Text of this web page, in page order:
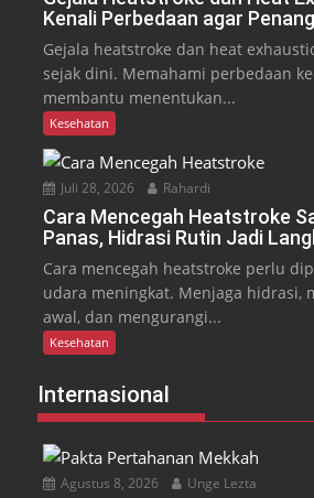
Kenali Perbedaan agar
Gejala heatstroke dan heat
sejak dini. Memahami perbedaan
membantu menentukan...
Kesehatan
Juli 28, 2026 Rahardi
Cara Mencegah Heatstroke
Panas, Hidrasi Rutin Jadi
Cara mencegah heatstroke perlu
udara meningkat. Menjaga hidrasi,
awal, dan mengurangi...
Kesehatan
Internasional
Agustus 8, 2026 Unge Lezta